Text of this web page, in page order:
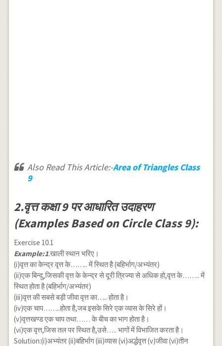
Also Read This Article:-Area of Triangles Class
9
2.वृत्त कक्षा 9 पर आधारित उदाहरण
(Examples Based on Circle Class 9):
Exercise 10.1
Example:1.खाली स्थान भरिए।
(i)वृत्त का केन्द्र वृत्त के…….. में स्थित है (बहिर्भाग/अभ्यंतर)
(ii)एक बिन्दु,जिसकी वृत्त के केन्द्र से दूरी त्रिज्या से अधिक हो,वृत्त के…….. में
स्थित होता है (बहिर्भाग/अभ्यंतर)
(iii)वृत्त की सबसे बड़ी जीवा वृत्त का….. होता है।
(iv)एक चाप……..होता है,जब इसके सिरे एक व्यास के सिरे हों।
(v)वृत्तखण्ड एक चाप तथा…… के बीच का भाग होता है।
(vi)एक वृत्त,जिस तल पर स्थित है,उसे….. भागों में विभाजित करता है।
Solution:(i)अभ्यंतर (ii)बहिर्भाग (iii)व्यास (vi)अर्द्धवृत्त (v)जीवा (vi)तीन